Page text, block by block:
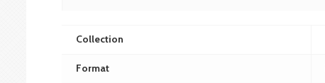
Collection
Format